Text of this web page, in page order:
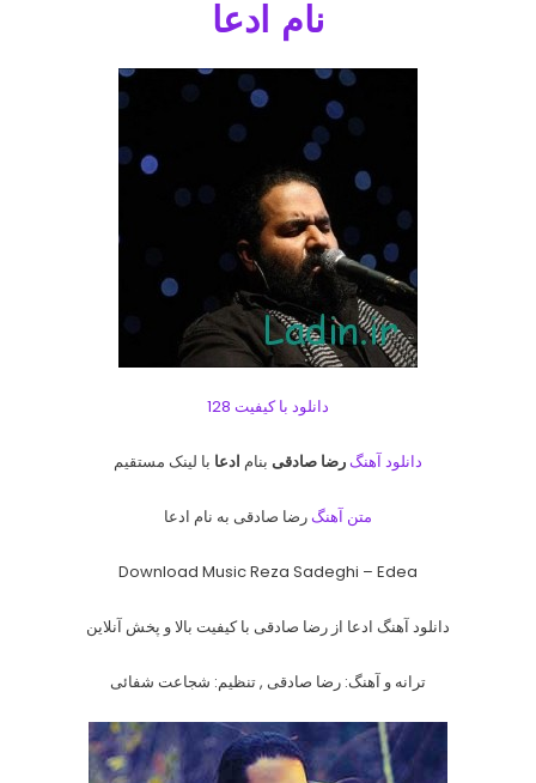
نام ادعا
دانلود با کیفیت 128
دانلود آهنگ رضا صادقی بنام ادعا با لینک مستقیم
متن آهنگ رضا صادقی به نام ادعا
Download Music Reza Sadeghi – Edea
دانلود آهنگ ادعا از رضا صادقی با کیفیت بالا و پخش آنلاین
ترانه و آهنگ: رضا صادقی , تنظیم: شجاعت شفائی